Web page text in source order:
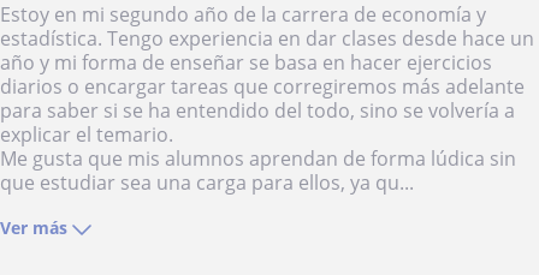
Estoy en mi segundo año de la carrera de economía y
estadística. Tengo experiencia en dar clases desde hace un
año y mi forma de enseñar se basa en hacer ejercicios
diarios o encargar tareas que corregiremos más adelante
para saber si se ha entendido del todo, sino se volvería a
explicar el temario.
Me gusta que mis alumnos aprendan de forma lúdica sin
que estudiar sea una carga para ellos, ya qu...
Ver más